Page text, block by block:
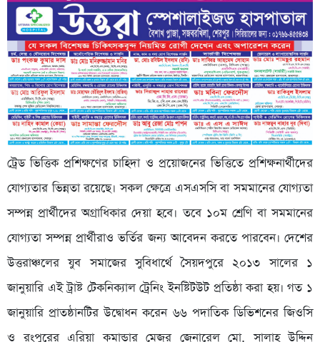
ট্রেড ভিত্তিক প্রশিক্ষণের চাহিদা ও প্রয়োজনের ভিত্তিতে প্রশিক্ষনার্থীদের
যোগ্যতার ভিন্নতা রয়েছে। সকল ক্ষেত্রে এসএসসি বা সমমানের যোগ্যতা
সম্পন্ন প্রার্থীদের অগ্রাধিকার দেয়া হবে। তবে ১০ম শ্রেণি বা সমমানের
যোগ্যতা সম্পন্ন প্রার্থীরাও ভর্তির জন্য আবেদন করতে পারবেন। দেশের
উত্তরাঞ্চলের যুব সমাজের সুবিধার্থে সৈয়দপুরে ২০১৩ সালের ১
জানুয়ারি এই ট্রাষ্ট টেকনিক্যাল ট্রেনিং ইনষ্টিটউট প্রতিষ্ঠা করা হয়। গত ১
জানুয়ারি প্রাতষ্ঠানটির উদ্বোধন করেন ৬৬ পদাতিক ডিভিশনের জিওসি
ও রংপুরের এরিয়া কমান্ডার মেজর জেনারেল মো. সালাহ্ উদ্দিন